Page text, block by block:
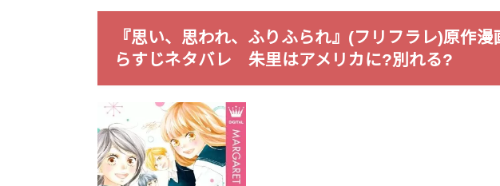
『思い、思われ、ふりふられ』(フリフラレ)原作
らすじネタバレ 朱里はアメリカに?別れる?